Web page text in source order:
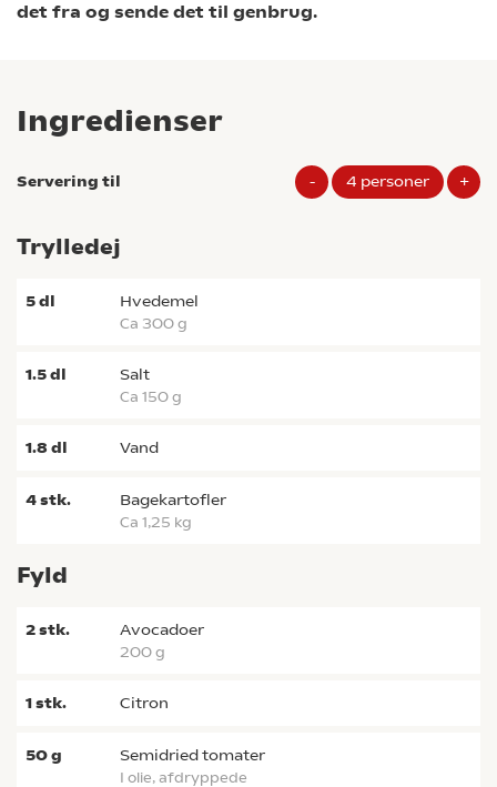
det fra og sende det til genbrug.
Ingredienser
Servering til - 4 personer +
Trylledej
5dl hvedemel
ca 300 g
1.5dl salt
ca 150 g
1.8 dl vand
4stk. bagekartofler
ca 1,25 kg
Fyld
2stk. avocadoer
200 g
1stk. citron
50g semidried tomater
i olie, afdryppede